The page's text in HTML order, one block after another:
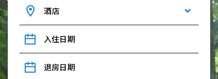
酒店
入住日期
退房日期